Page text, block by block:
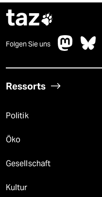
taz
Folgen Sie uns
Ressorts
Politik
Öko
Gesellschaft
Kultur